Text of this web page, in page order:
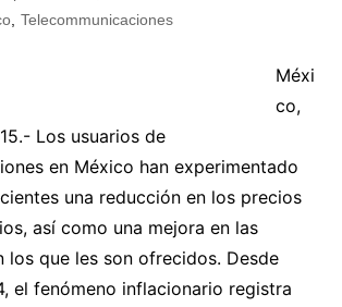
, Telecommunicaciones
Méxi
co,
Los usuarios de
en México han experimentado
una reducción en los precios
así como una mejora en las
los que les son ofrecidos. Desde
el fenómeno inflacionario registra